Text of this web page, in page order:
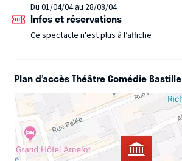
Du 01/04/04 au 28/08/04
Infos et réservations
Ce spectacle n'est plus à l’affiche
Plan d’accès Théâtre Comédie Bastille